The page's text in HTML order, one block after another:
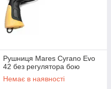
Рушниця Mares Cyrano Evo
42 без регулятора бою
Немає в наявності